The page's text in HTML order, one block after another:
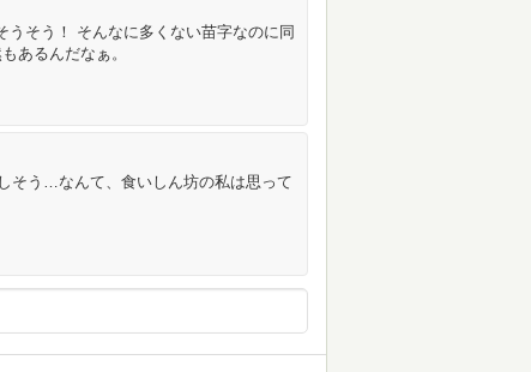
そう！ そんなに多くない苗字なのに同
あるんだなぁ。
そう…なんて、食いしん坊の私は思って